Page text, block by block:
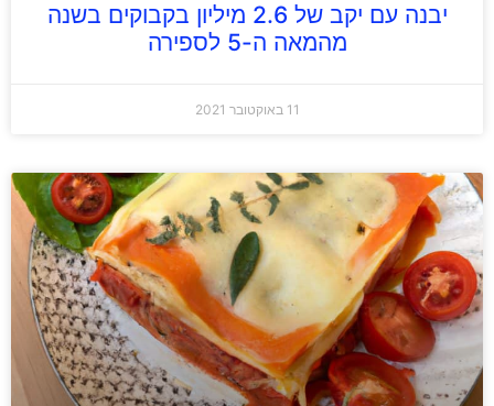
יבנה עם יקב של 2.6 מיליון בקבוקים בשנה
מהמאה ה-5 לספירה
11 באוקטובר 2021